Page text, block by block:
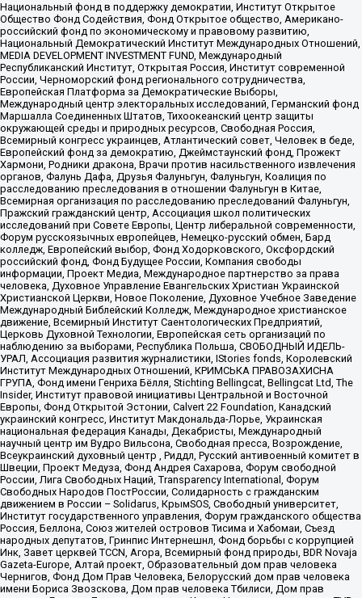
Национальный фонд в поддержку демократии, Институт Открытое
Общество Фонд Содействия, Фонд Открытое общество, Американо-
российский фонд по экономическому и правовому развитию,
Национальный Демократический Институт Международных Отношений,
MEDIA DEVELOPMENT INVESTMENT FUND, Международный
Республиканский Институт, Открытая Россия, Институт современной
России, Черноморский фонд регионального сотрудничества,
Европейская Платформа за Демократические Выборы,
Международный центр электоральных исследований, Германский фонд
Маршалла Соединенных Штатов, Тихоокеанский центр защиты
окружающей среды и природных ресурсов, Свободная Россия,
Всемирный конгресс украинцев, Атлантический совет, Человек в беде,
Европейский фонд за демократию, Джеймстаунский фонд, Прожект
Хармони, Родники дракона, Врачи против насильственного извлечения
органов, Фалунь Дафа, Друзья Фалуньгун, Фалуньгун, Коалиция по
расследованию преследования в отношении Фалуньгун в Китае,
Всемирная организация по расследованию преследований Фалуньгун,
Пражский гражданский центр, Ассоциация школ политических
исследований при Совете Европы, Центр либеральной современности,
Форум русскоязычных европейцев, Немецко-русский обмен, Бард
колледж, Европейский выбор, Фонд Ходорковского, Оксфордский
российский фонд, Фонд Будущее России, Компания свободы
информации, Проект Медиа, Международное партнерство за права
человека, Духовное Управление Евангельских Христиан Украинской
Христианской Церкви, Новое Поколение, Духовное Учебное Заведение
Международный Библейский Колледж, Международное христианское
движение, Всемирный Институт Саентологических Предприятий,
Церковь Духовной Технологии, Европейская сеть организаций по
наблюдению за выборами, Республика Польша, СВОБОДНЫЙ ИДЕЛЬ-
УРАЛ, Ассоциация развития журналистики, IStories fonds, Королевский
Институт Международных Отношений, КРИМСЬКА ПРАВОЗАХИСНА
ГРУПА, Фонд имени Генриха Бёлля, Stichting Bellingcat, Bellingcat Ltd, The
Insider, Институт правовой инициативы Центральной и Восточной
Европы, Фонд Открытой Эстонии, Calvert 22 Foundation, Канадский
украинский конгресс, Институт Макдональда-Лорье, Украинская
национальная федерация Канады, Декабристы, Международный
научный центр им Вудро Вильсона, Свободная пресса, Возрождение,
Всеукраинский духовный центр , Риддл, Русский антивоенный комитет в
Швеции, Проект Медуза, Фонд Андрея Сахарова, Форум свободной
России, Лига Свободных Наций, Transparеncy International, Форум
Свободных Народов ПостРоссии, Солидарность с гражданским
движением в России – Solidarus, КрымSOS, Свободный университет,
Институт государственного управления, Форум гражданского общества
Россия, Беллона, Союз жителей островов Тисима и Хабомаи, Съезд
народных депутатов, Гринпис Интернешнл, Фонд борьбы с коррупцией
Инк, Завет церквей TCCN, Агора, Всемирный фонд природы, BDR Novaja
Gazeta-Europe, Алтай проект, Образовательный дом прав человека
Чернигов, Фонд Дом Прав Человека, Белорусский дом прав человека
имени Бориса Звозскова, Дом прав человека Тбилиси, Дом прав